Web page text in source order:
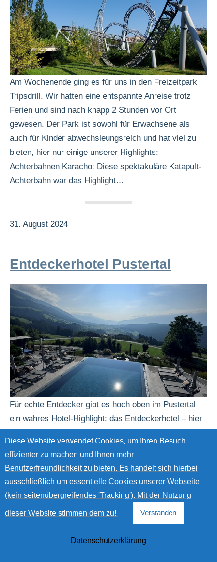
Am Wochenende ging es für uns in den Freizeitpark
Tripsdrill. Wir hatten eine entspannte Anreise trotz
Ferien und sind nach knapp 2 Stunden vor Ort
gewesen. Der Park ist sowohl für Erwachsene als
auch für Kinder abwechsleungsreich und hat viel zu
bieten, hier nur einige unserer Highlights:
Achterbahnen Karacho: Diese spektakuläre Katapult-
Achterbahn war das Highlight…
31. August 2024
Entdeckerhotel Pustertal
Für echte Entdecker gibt es hoch oben im Pustertal
ein wahres Hotel-Highlight: das Entdeckerhotel – hier
ging es für uns in den Sommerferien hin. Bei unserer
Ankunft wurden wir super freundlich begrüßt und
obwohl wir viel zu früh waren, konnten wir schon die
komplette Wasserwelt benutzen und auch unser
Diese Website verwendet Cookies, um Ihren Besuch
effizienter zu machen und Ihnen mehr
Benutzerfreundlichkeit zu bieten. Es handelt sich hierbei
ausschließlich um essentielle Cookies unserer Webseite
(kein seitenübergreifendes 'Tracking'). Mit der Nutzung
dieser Website stimmen dem zu! Verstanden
Datenschutzerklärung